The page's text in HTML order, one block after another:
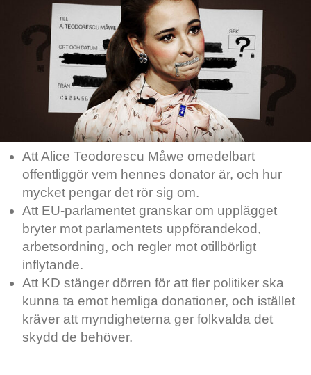
Att Alice Teodorescu Måwe omedelbart
offentliggör vem hennes donator är, och hur
mycket pengar det rör sig om.
Att EU-parlamentet granskar om upplägget
bryter mot parlamentets uppförandekod,
arbetsordning, och regler mot otillbörligt
inflytande.
Att KD stänger dörren för att fler politiker ska
kunna ta emot hemliga donationer, och istället
kräver att myndigheterna ger folkvalda det
skydd de behöver.